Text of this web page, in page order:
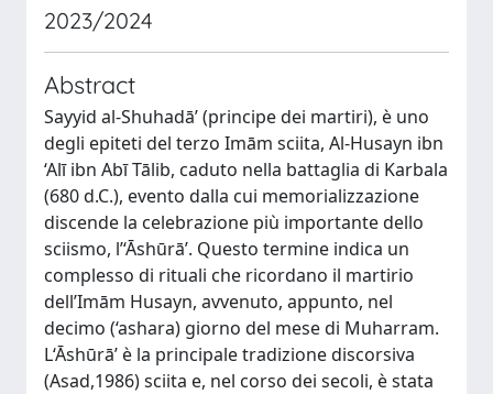
2023/2024
Abstract
Sayyid al-Shuhadā’ (principe dei martiri), è uno
degli epiteti del terzo Imām sciita, Al-Husayn ibn
‘Alī ibn Abī Tālib, caduto nella battaglia di Karbala
(680 d.C.), evento dalla cui memorializzazione
discende la celebrazione più importante dello
sciismo, l’‘Āshūrā’. Questo termine indica un
complesso di rituali che ricordano il martirio
dell’Imām Husayn, avvenuto, appunto, nel
decimo (‘ashara) giorno del mese di Muharram.
L‘Āshūrā’ è la principale tradizione discorsiva
(Asad,1986) sciita e, nel corso dei secoli, è stata